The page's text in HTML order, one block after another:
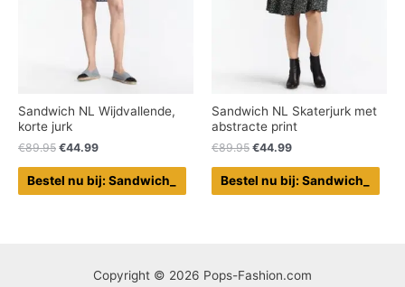
Sandwich NL Wijdvallende,
korte jurk
€89.95 €44.99
Bestel nu bij: Sandwich_
Sandwich NL Skaterjurk met
abstracte print
€89.95 €44.99
Bestel nu bij: Sandwich_
Copyright © 2026 Pops-Fashion.com